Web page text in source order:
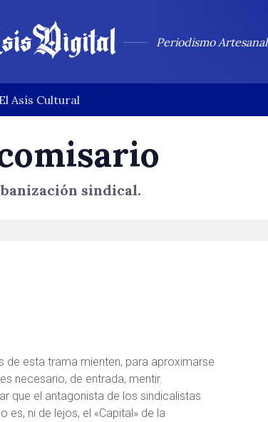
Periodismo Artesanal
El Asís Cultural
sindical.
esta trama mienten, para aproximarse
necesario, de entrada, mentir.
que el antagonista de los sindicalistas
ni de lejos, el «Capital» de la